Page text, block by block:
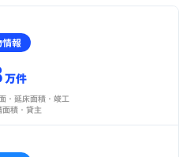
情報
万件
・延床面積・竣工
面積・貸主